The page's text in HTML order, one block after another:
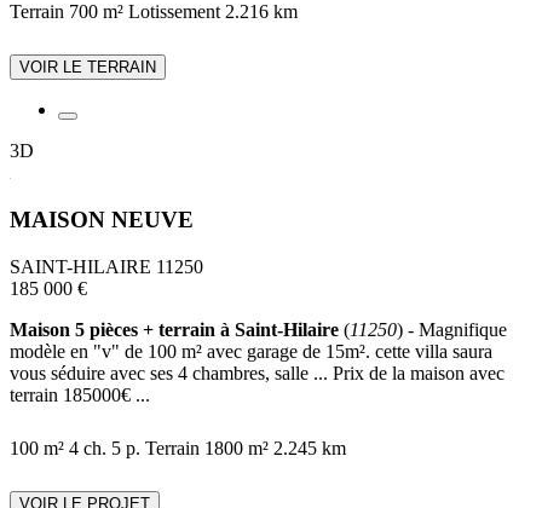
Terrain 700 m² Lotissement 2.216 km
VOIR LE TERRAIN
3D
MAISON NEUVE
SAINT-HILAIRE 11250
185 000 €
Maison 5 pièces + terrain à Saint-Hilaire (11250) - Magnifique
modèle en "v" de 100 m² avec garage de 15m². cette villa saura
vous séduire avec ses 4 chambres, salle ... Prix de la maison avec
terrain 185000€ ...
100 m² 4 ch. 5 p. Terrain 1800 m² 2.245 km
VOIR LE PROJET